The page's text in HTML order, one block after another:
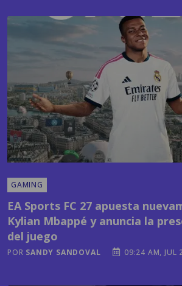
GAMING
Kylian Mbappé y anuncia la
del juego
PORSANDY SANDOVAL 09:24 AM, JUL